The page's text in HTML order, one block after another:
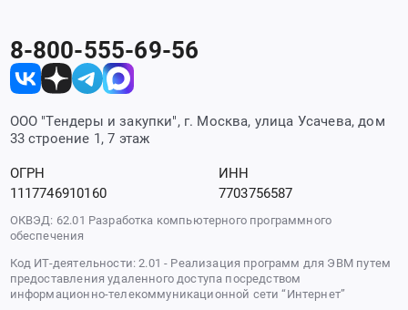
8-800-555-69-56
ООО "Тендеры и закупки", г. Москва, улица Усачева, дом
33 строение 1, 7 этаж
ОГРН
1117746910160
ИНН
7703756587
ОКВЭД: 62.01 Разработка компьютерного программного
обеспечения
Код ИТ-деятельности: 2.01 - Реализация программ для ЭВМ путем
предоставления удаленного доступа посредством
информационно-телекоммуникационной сети “Интернет”